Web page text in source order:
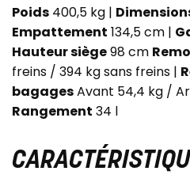
Poids 400,5 kg |
Empattement 134,5 cm |
Hauteur siège98 cm
freins / 394 kg sans freins |
bagagesAvant 54,4 kg /
Rangement 34 l